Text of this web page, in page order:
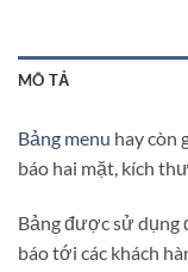
MÔ TẢ
Bảng menu hay còn
báo hai mặt, kích
Bảng được sử dụng
báo tới các khách